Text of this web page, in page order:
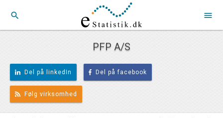
search menu
PFP A/S
Del på linkedIn Del på facebook
Følg virksomhed